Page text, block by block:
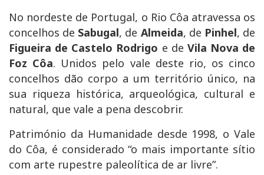
No nordeste de Portugal, o Rio Côa atravessa os
concelhos de Sabugal, de Almeida, de Pinhel, de
Figueira de Castelo Rodrigo e de Vila Nova de
Foz Côa. Unidos pelo vale deste rio, os cinco
concelhos dão corpo a um território único, na
sua riqueza histórica, arqueológica, cultural e
natural, que vale a pena descobrir.
Património da Humanidade desde 1998, o Vale
do Côa, é considerado “o mais importante sítio
com arte rupestre paleolítica de ar livre”.